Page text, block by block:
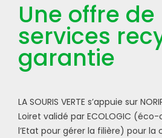
Une offre de
services
garantie
LA SOURIS VERTE s’appuie sur
Loiret validé par ECOLOGIC
l’Etat pour gérer la filière) pour la